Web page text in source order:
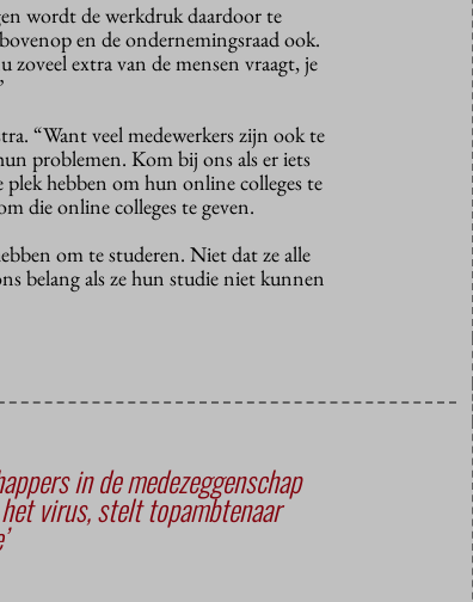
wordt de werkdruk daardoor te
en de ondernemingsraad ook.
zoveel extra van de mensen vraagt, je
“Want veel medewerkers zijn ook te
problemen. Kom bij ons als er iets
hebben om hun online colleges te
die online colleges te geven.
om te studeren. Niet dat ze alle
belang als ze hun studie niet kunnen
in de medezeggenschap
virus, stelt topambtenaar